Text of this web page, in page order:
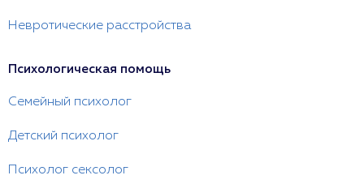
Невротические расстройства
Психологическая помощь
Семейный психолог
Детский психолог
Психолог сексолог